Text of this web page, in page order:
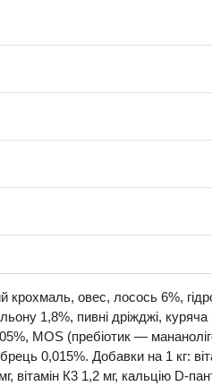
крохмаль, овес, лосось 6%,
1,8%, пивні дріжджі, куряча
MOS (пребіотик —
0,015%. Добавки на 1 кг:
вітамін К3 1,2 мг, кальцію D-